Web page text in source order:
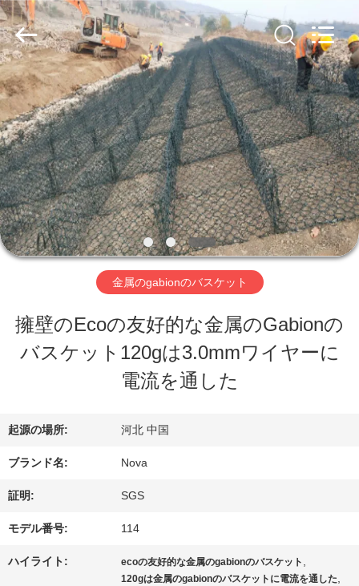
家
へ
製
品
デ
シ
ョ
ー
わ
ー.
Copyright
©
2019
-
2026
Hebei
Nova
Metal
Wire
Mesh
Products
Co.,
Ltd..
All
Rights
Reserved.
金属のgabionのバスケット
擁壁のEcoの友好的な金属のGabionの
バスケット120gは3.0mmワイヤーに
電流を通した
起源の場所: 河北 中国
ブランド名: Nova
証明: SGS
モデル番号: 114
ハイライト: ecoの友好的な金属のgabionのバスケット ,
120gは金属のgabionのバスケットに電流を通した,